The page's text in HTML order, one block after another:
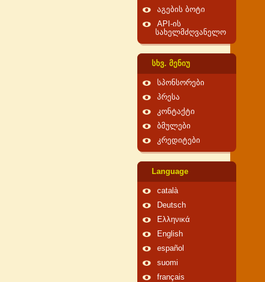
აგების ბოტი
API-ის
სახელმძღვანელო
სხვ. მენიუ
სპონსორები
პრესა
კონტაქტი
ბმულები
კრედიტები
Language
català
Deutsch
Ελληνικά
English
español
suomi
français